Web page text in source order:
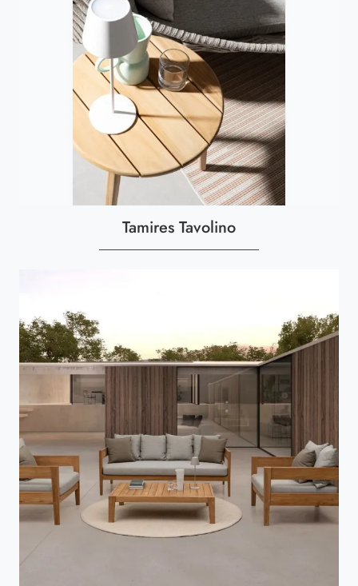
Tamires Tavolino